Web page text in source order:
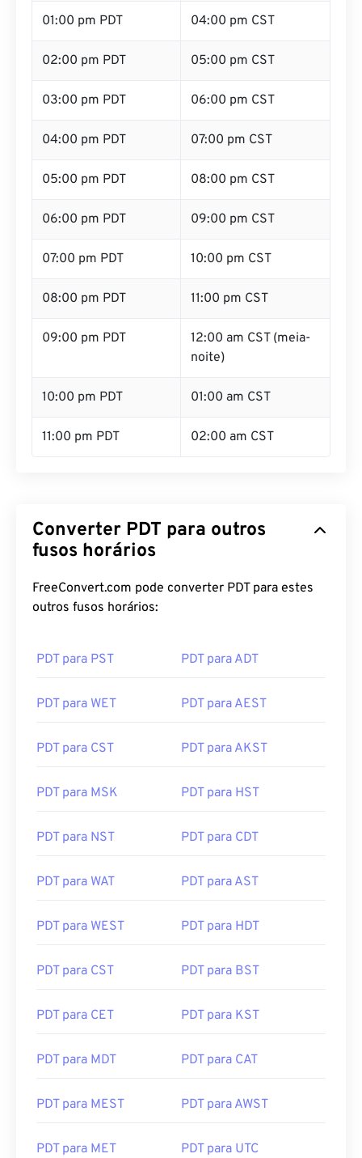
01:00 pm PDT 04:00 pm CST
02:00 pm PDT 05:00 pm CST
03:00 pm PDT 06:00 pm CST
04:00 pm PDT 07:00 pm CST
05:00 pm PDT 08:00 pm CST
06:00 pm PDT 09:00 pm CST
07:00 pm PDT 10:00 pm CST
08:00 pm PDT 11:00 pm CST
09:00 pm PDT
12:00 am CST (meia-
noite)
10:00 pm PDT 01:00 am CST
11:00 pm PDT 02:00 am CST
Converter PDT para outros
fusos horários
FreeConvert.com pode converter PDT para estes
outros fusos horários:
PDT para PST PDT para ADT
PDT para WET PDT para AEST
PDT para CST PDT para AKST
PDT para MSK PDT para HST
PDT para NST PDT para CDT
PDT para WAT PDT para AST
PDT para WEST PDT para HDT
PDT para CST PDT para BST
PDT para CET PDT para KST
PDT para MDT PDT para CAT
PDT para MEST PDT para AWST
PDT para MET PDT para UTC